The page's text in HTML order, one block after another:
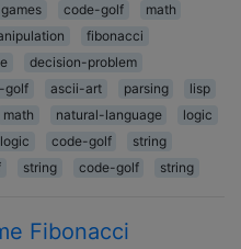
code-golf
math
fibonacci
decision-problem
golf ascii-art parsing
lisp
math natural-language
logic
logic code-golf
string
string code-golf string
Fibonacci